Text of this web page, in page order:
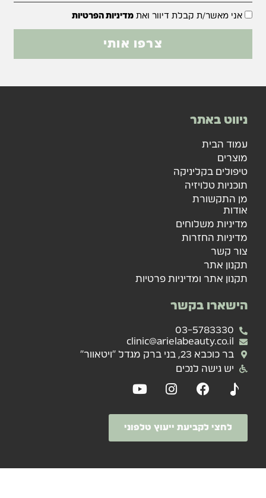
אני מאשר/ת קבלת דיוור ואתמדיניות הפרטיות
צרפו אותי
ניווט באתר
עמוד הבית
מוצרים
טיפולים בקליניקה
תוכניות טלויזיה
מן התקשורת
אודות
מדיניות משלוחים
מדיניות החזרות
צור קשר
תקנון אתר
תקנון אתר ומדיניות פרטיות
הישארו בקשר
03-5783330
clinic@arielabeauty.co.il
בר כוכבא 23, בני ברק מגדל "ויטאוור"
יש גישה לנכים
לחצי לקביעת ייעוץ טלפוני